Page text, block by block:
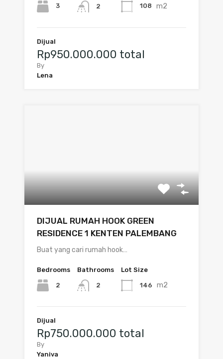
3 2 108 m2
Dijual
Rp950.000.000 total
By
Lena
DIJUAL RUMAH HOOK GREEN
RESIDENCE 1 KENTEN PALEMBANG
Buat yang cari rumah hook…
Bedrooms
2
Bathrooms
2
Lot Size
146 m2
Dijual
Rp750.000.000 total
By
Yaniva